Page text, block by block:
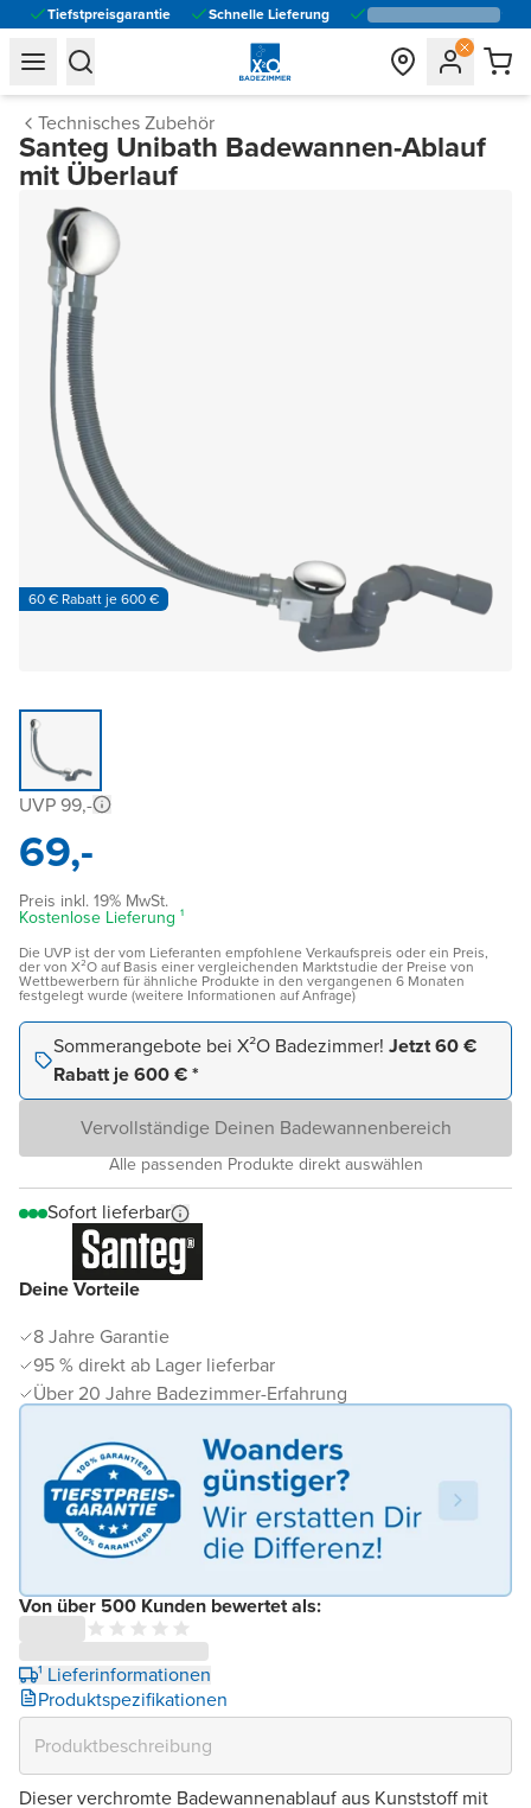
Tiefstpreisgarantie Schnelle Lieferung
general.navigation.toggle_menu.label
general.navigation.toggle_menu.label
Technisches Zubehör
Santeg Unibath Badewannen-Ablauf
mit Überlauf
60 € Rabatt je 600 €
Deine Vorteile
8 Jahre Garantie
95 % direkt ab Lager lieferbar
Über 20 Jahre Badezimmer-Erfahrung
Von über 500 Kunden bewertet als:
¹ Lieferinformationen
Produktspezifikationen
UVP 99,-
69,-
Preis inkl. 19% MwSt.
Kostenlose Lieferung ¹
Die UVP ist der vom Lieferanten empfohlene Verkaufspreis oder ein Preis,
der von X²O auf Basis einer vergleichenden Marktstudie der Preise von
Wettbewerbern für ähnliche Produkte in den vergangenen 6 Monaten
festgelegt wurde (weitere Informationen auf Anfrage)
Sommerangebote bei X²O Badezimmer! Jetzt 60 €
Rabatt je 600 € *
Vervollständige Deinen Badewannenbereich
Alle passenden Produkte direkt auswählen
Sofort lieferbar
Dieser verchromte Badewannenablauf aus Kunststoff mit